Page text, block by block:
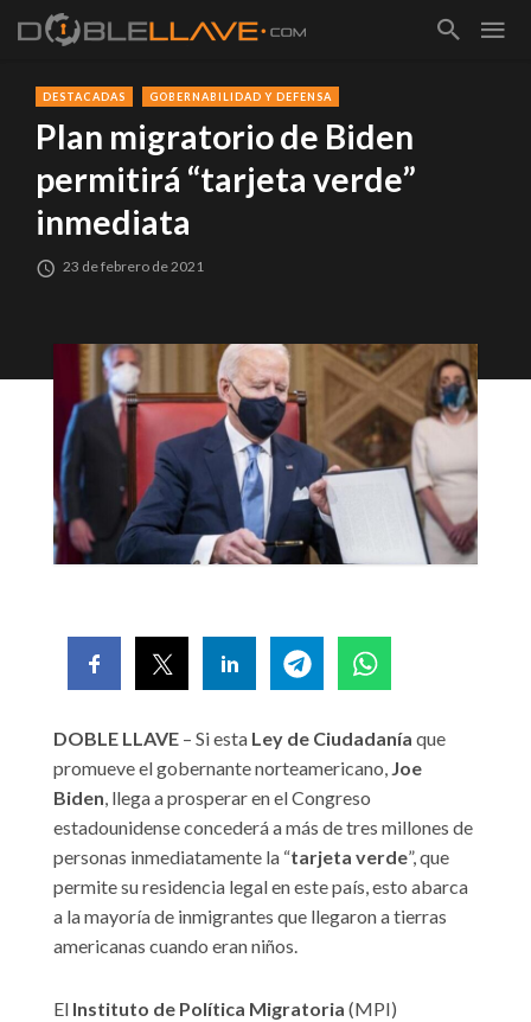
DESTACADAS GOBERNABILIDAD Y DEFENSA
Plan migratorio de Biden
permitirá “tarjeta verde”
inmediata
23 de febrero de 2021
DOBLE LLAVE – Si esta Ley de Ciudadanía que
promueve el gobernante norteamericano, Joe
Biden, llega a prosperar en el Congreso
estadounidense concederá a más de tres millones de
personas inmediatamente la “tarjeta verde”, que
permite su residencia legal en este país, esto abarca
a la mayoría de inmigrantes que llegaron a tierras
americanas cuando eran niños.
El Instituto de Política Migratoria (MPI)